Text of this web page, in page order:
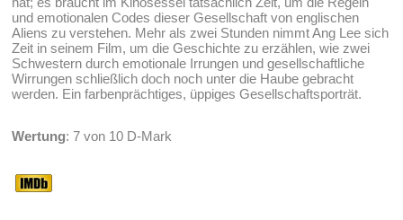
und emotionalen Codes dieser Gesellschaft von englischen
Aliens zu verstehen. Mehr als zwei Stunden nimmt Ang Lee sich
Zeit in seinem Film, um die Geschichte zu erzählen, wie zwei
Schwestern durch emotionale Irrungen und gesellschaftliche
Wirrungen schließlich doch noch unter die Haube gebracht
werden. Ein farbenprächtiges, üppiges Gesellschaftsporträt.
Wertung: 7 von 10 D-Mark